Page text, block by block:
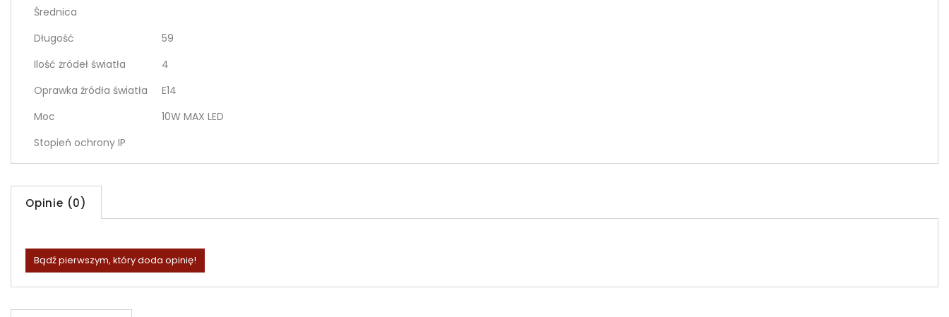
Średnica
Długość
59
Ilość żródeł światła
4
Oprawka źródła światła
E14
Moc
10W MAX LED
Stopień ochrony IP
Opinie (0)
Bądź pierwszym, który doda opinię!